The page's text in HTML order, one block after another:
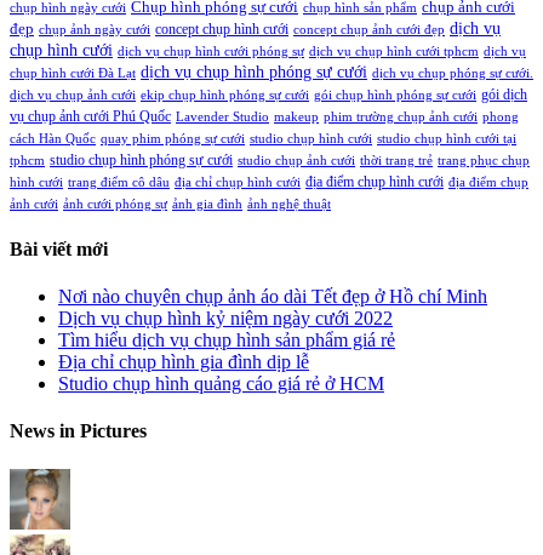
chụp hình ngày cưới Chụp hình phóng sự cưới chụp hình sản phẩm chụp ảnh cưới
đẹp chụp ảnh ngày cưới concept chụp hình cưới concept chụp ảnh cưới đẹp dịch vụ
chụp hình cưới dịch vụ chụp hình cưới phóng sự dịch vụ chụp hình cưới tphcm dịch vụ
chụp hình cưới Đà Lạt dịch vụ chụp hình phóng sự cưới dịch vụ chụp phóng sự cưới.
dịch vụ chụp ảnh cưới ekip chụp hình phóng sự cưới gói chụp hình phóng sự cưới gói dịch
vụ chụp ảnh cưới Phú Quốc Lavender Studio makeup phim trường chụp ảnh cưới phong
cách Hàn Quốc quay phim phóng sự cưới studio chụp hình cưới studio chụp hình cưới tại
tphcm studio chụp hình phóng sự cưới studio chụp ảnh cưới thời trang trẻ trang phục chụp
hình cưới trang điểm cô dâu địa chỉ chụp hình cưới địa điểm chụp hình cưới địa điểm chụp
ảnh cưới ảnh cưới phóng sự ảnh gia đình ảnh nghệ thuật
Bài viết mới
Nơi nào chuyên chụp ảnh áo dài Tết đẹp ở Hồ chí Minh
Dịch vụ chụp hình kỷ niệm ngày cưới 2022
Tìm hiểu dịch vụ chụp hình sản phẩm giá rẻ
Địa chỉ chụp hình gia đình dịp lễ
Studio chụp hình quảng cáo giá rẻ ở HCM
News in Pictures